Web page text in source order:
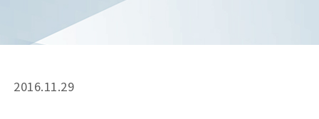
2016.11.29